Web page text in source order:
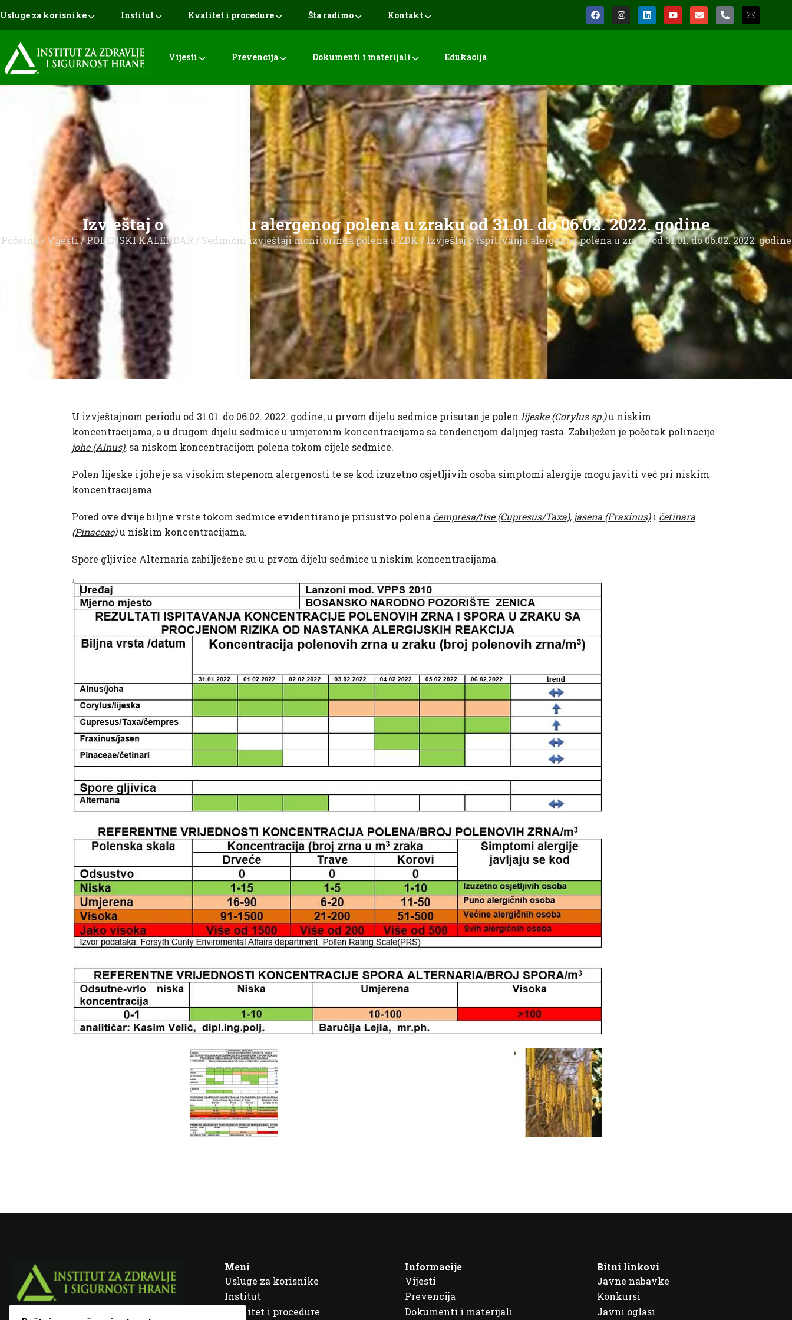
Usluge za korisnike Institut Kvalitet i procedure Šta radimo Kontakt
Vijesti Prevencija Dokumenti i materijali Edukacija
Izvještaj o ispitivanju alergenog polena u zraku od 31.01. do 06.02. 2022. godine
Početna/ Vijesti/POLENSKI KALENDAR / Sedmični izvještaji monitoringa polena u ZDK/ Izvještaj o ispitivanju alergenog polena u zraku od 31.01. do 06.02. 2022. godine
U izvještajnom periodu od 31.01. do 06.02. 2022. godine, u prvom dijelu sedmice prisutan je polen lijeske (Corylus sp.)u niskim
koncentracijama, a u drugom dijelu sedmice u umjerenim koncentracijama sa tendencijom daljnjeg rasta. Zabilježen je početak polinacije
johe (Alnus), sa niskom koncentracijom polena tokom cijele sedmice.
Polen lijeske i johe je sa visokim stepenom alergenosti te se kod izuzetno osjetljivih osoba simptomi alergije mogu javiti već pri niskim
koncentracijama.
Pored ove dvije biljne vrste tokom sedmice evidentirano je prisustvo polena čempresa/tise (Cupresus/Taxa), jasena (Fraxinus)i četinara
(Pinaceae)u niskim koncentracijama.
Spore gljivice Alternaria zabilježene su u prvom dijelu sedmice u niskim koncentracijama.
Meni
Usluge za korisnike
Institut
Kvalitet i procedure
Informacije
Vijesti
Prevencija
Dokumenti i materijali
Bitni linkovi
Javne nabavke
Konkursi
Javni oglasi